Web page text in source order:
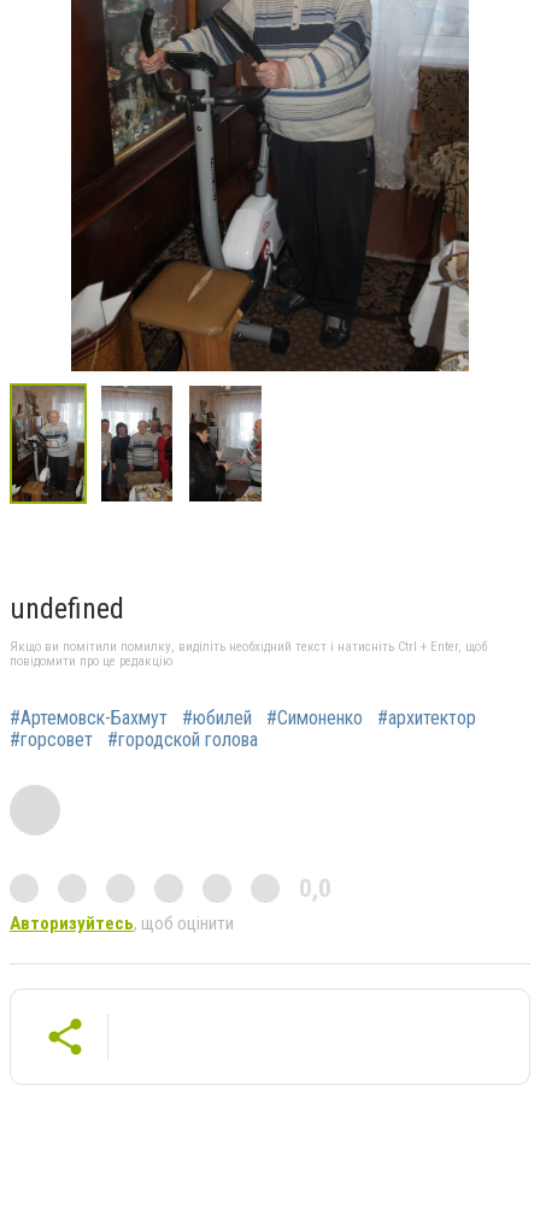
undefined
Якщо ви помітили помилку, виділіть необхідний текст і натисніть Ctrl + Enter, щоб
повідомити про це редакцію
#Артемовск-Бахмут #юбилей #Симоненко
#архитектор
#горсовет
#городской голова
0,0
Авторизуйтесь, щоб оцінити